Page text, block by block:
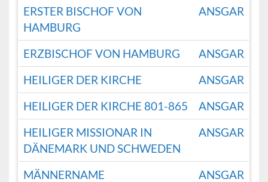
ERSTER BISCHOF VON
HAMBURG
ANSGAR
ERZBISCHOF VON HAMBURG
ANSGAR
HEILIGER DER KIRCHE
ANSGAR
HEILIGER DER KIRCHE 801-865
ANSGAR
HEILIGER MISSIONAR IN
DÄNEMARK UND SCHWEDEN
ANSGAR
MÄNNERNAME
ANSGAR